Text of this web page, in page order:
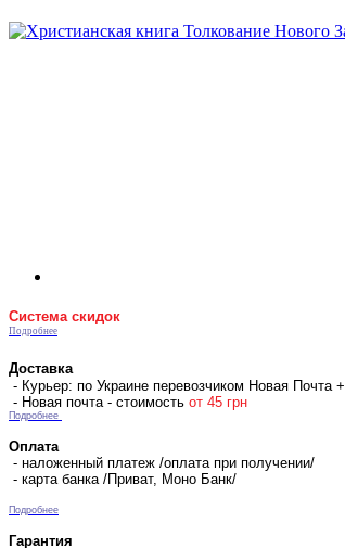
Система скидок
Подробнее
Доставка
- Курьер: по Украине перевозчиком Новая Почта +
- Новая почта - стоимость от 45 грн
Подробнее
Оплата
- наложенный платеж /оплата при получении/
- карта банка /Приват, Моно Банк/
Подробнее
Гарантия